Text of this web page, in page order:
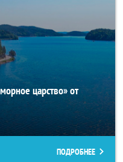
царство» от
ПОДРОБНЕЕ